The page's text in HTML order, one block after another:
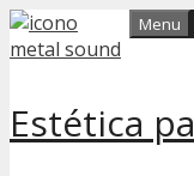
Skip
to
Estética
Menu